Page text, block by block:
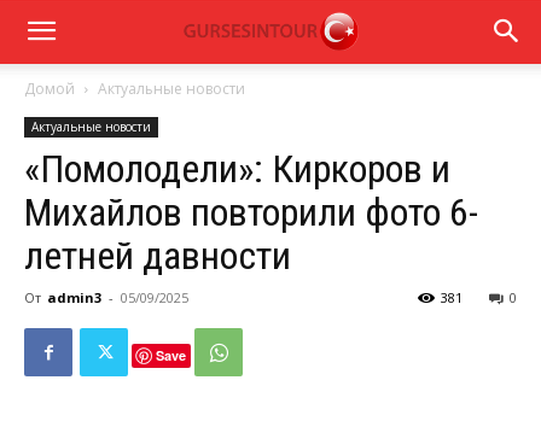
Домой Актуальные новости
Актуальные новости
«Помолодели»: Киркоров и
Михайлов повторили фото 6-
летней давности
От admin3 - 05/09/2025 0
381
Save